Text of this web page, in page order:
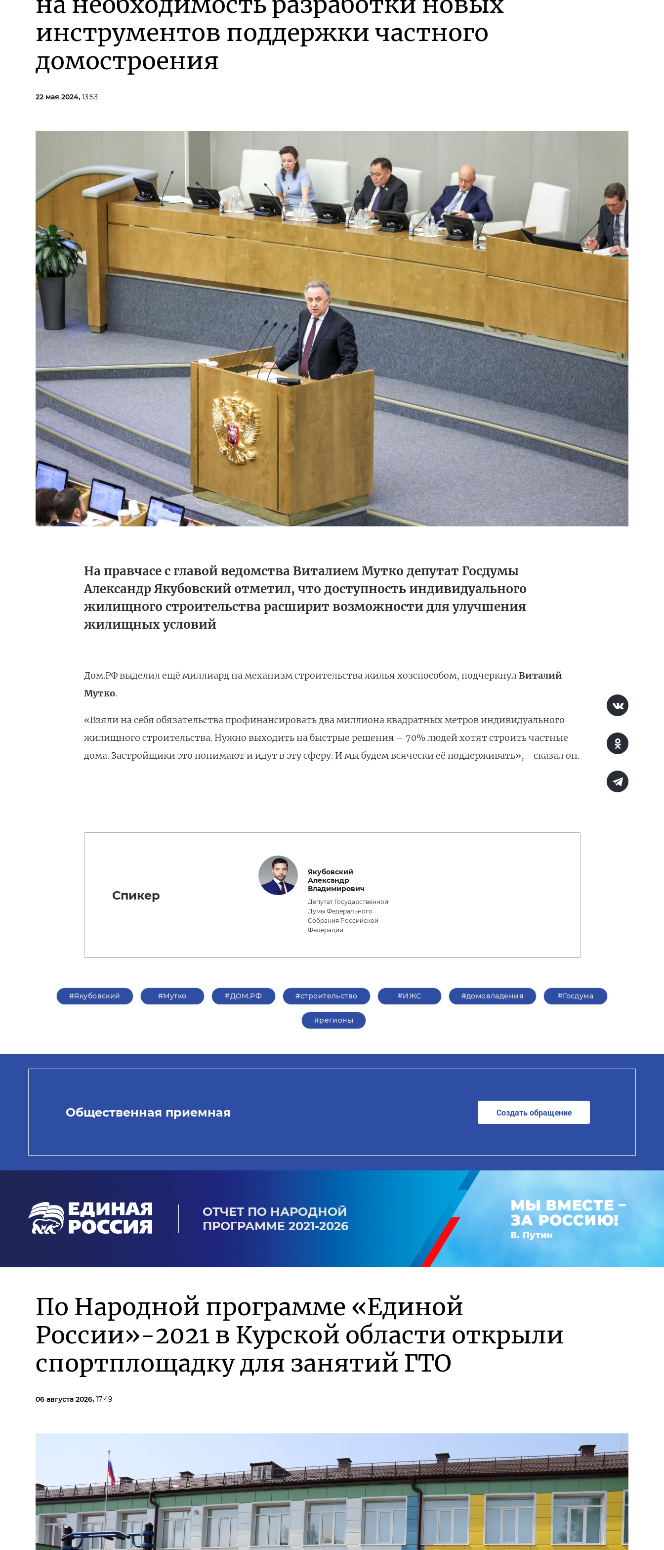
инструментов поддержки частного
домостроения
22 мая 2024, 13:53
На правчасе с главой ведомства Виталием Мутко депутат Госдумы
Александр Якубовский отметил, что доступность индивидуального
жилищного строительства расширит возможности для улучшения
жилищных условий
Дом.РФ выделил ещё миллиард на механизм строительства жилья хозспособом, подчеркнулВиталий
Мутко.
«Взяли на себя обязательства профинансировать два миллиона квадратных метров индивидуального
жилищного строительства. Нужно выходить на быстрые решения – 70% людей хотят строить частные
дома. Застройщики это понимают и идут в эту сферу. И мы будем всячески её поддерживать», - сказал он.
Спикер
Якубовский
Александр
Владимирович
Депутат Государственной
Думы Федерального
Собрания Российской
Федерации
#Якубовский #Мутко #ДОМ.РФ #строительство #ИЖС #домовладения #Госдума
#регионы
Общественная приемная Создать обращение
ОТЧЕТ ПО НАРОДНОЙ
ПРОГРАММЕ 2021-2026
По Народной программе «Единой
России»-2021 в Курской области открыли
спортплощадку для занятий ГТО
06 августа 2026, 17:49